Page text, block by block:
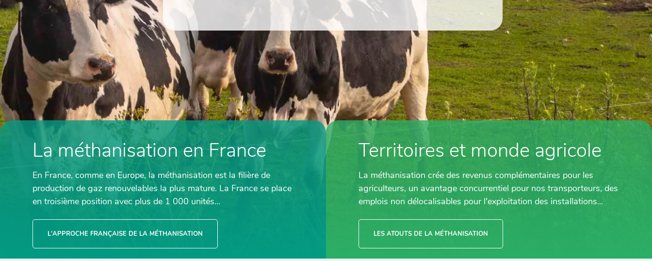
methanisation/fonctionnement-
de-la-
filiere
La méthanisation en France
En France, comme en Europe, la méthanisation est la filière de
production de gaz renouvelables la plus mature. La France se place
en troisième position avec plus de 1 000 unités...
L'APPROCHE FRANÇAISE DE LA MÉTHANISATION
Territoires et monde agricole
La méthanisation crée des revenus complémentaires pour les
agriculteurs, un avantage concurrentiel pour nos transporteurs, des
emplois non délocalisables pour l'exploitation des installations...
LES ATOUTS DE LA MÉTHANISATION